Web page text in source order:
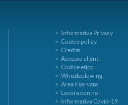
Informativa Privacy
Cookie policy
Credits
Accesso clienti
Codice etico
Whistleblowing
Area riservata
Lavora con noi
Informativa Covid-19